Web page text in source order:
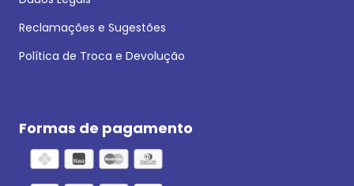
Reclamações e Sugestões
Política de Troca e Devolução
Formas de pagamento